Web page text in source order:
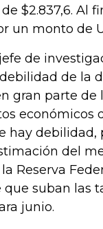
$2.837,6. Al
un monto de
de
de la
gran parte de
económicos
hay
del
Reserva
suban las
junio.